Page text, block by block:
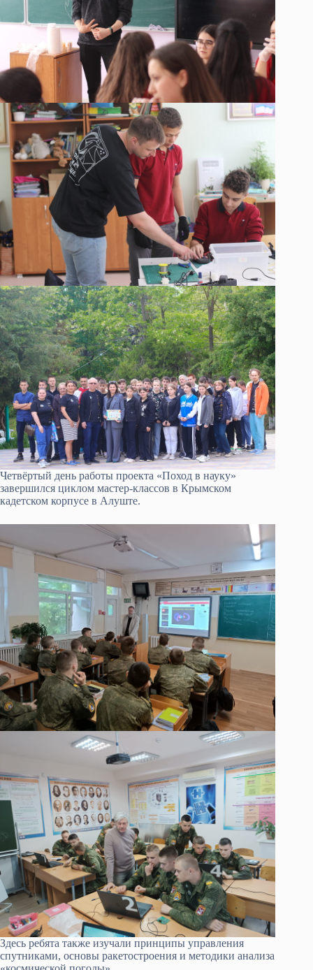
Четвёртый день работы проекта «Поход в науку»
завершился циклом мастер-классов в Крымском
кадетском корпусе в Алуште.
Здесь ребята также изучали принципы управления
спутниками, основы ракетостроения и методики анализа